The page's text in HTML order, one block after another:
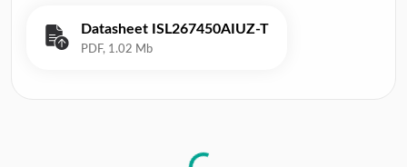
Datasheet ISL267450AIUZ-T